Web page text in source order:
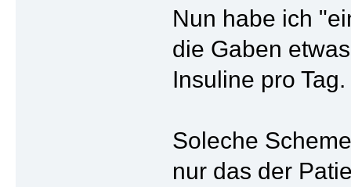
Nun habe ich
die Gaben
Insuline pro Tag.
Soleche
nur das der